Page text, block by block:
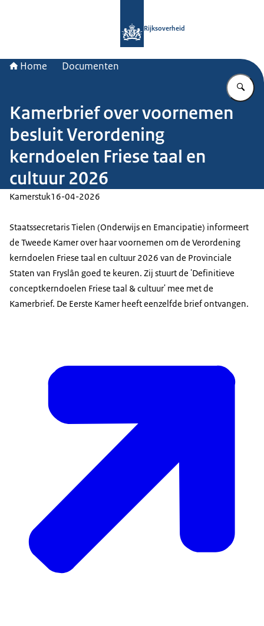
Rijksoverheid
Home Documenten
Kamerbrief over voornemen
besluit Verordening
kerndoelen Friese taal en
cultuur 2026
Kamerstuk16-04-2026
Staatssecretaris Tielen (Onderwijs en Emancipatie) informeert
de Tweede Kamer over haar voornemen om de Verordening
kerndoelen Friese taal en cultuur 2026 van de Provinciale
Staten van Fryslân goed te keuren. Zij stuurt de 'Definitieve
conceptkerndoelen Friese taal & cultuur' mee met de
Kamerbrief. De Eerste Kamer heeft eenzelfde brief ontvangen.